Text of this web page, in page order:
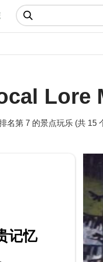
Lore
名第 7 的景点玩乐 (共 15
记忆